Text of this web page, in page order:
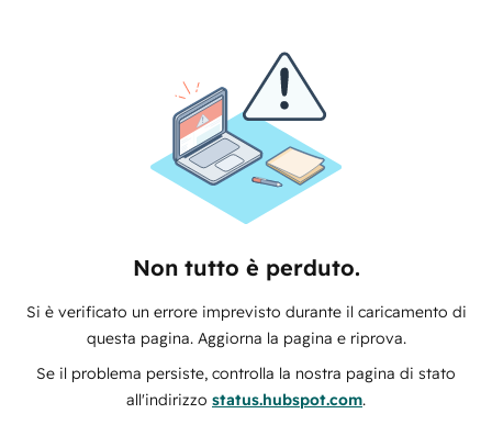
Non tutto è perduto.
Si è verificato un errore imprevisto durante il caricamento di
questa pagina. Aggiorna la pagina e riprova.
Se il problema persiste, controlla la nostra pagina di stato
all'indirizzo status.hubspot.com.